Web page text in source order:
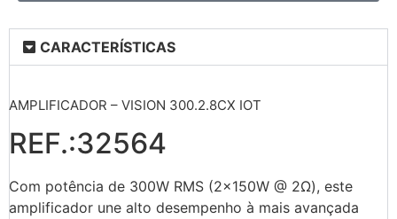
CARACTERÍSTICAS
AMPLIFICADOR – VISION 300.2.8CX IOT
REF.:32564
Com potência de 300W RMS (2x150W @ 2Ω), este
amplificador une alto desempenho à mais avançada